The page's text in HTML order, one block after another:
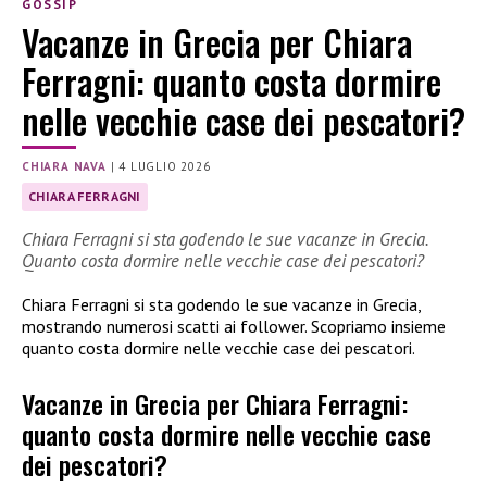
GOSSIP
Vacanze in Grecia per Chiara
Ferragni: quanto costa dormire
nelle vecchie case dei pescatori?
CHIARA NAVA |4 LUGLIO 2026
CHIARA FERRAGNI
Chiara Ferragni si sta godendo le sue vacanze in Grecia.
Quanto costa dormire nelle vecchie case dei pescatori?
Chiara Ferragni si sta godendo le sue vacanze in Grecia,
mostrando numerosi scatti ai follower. Scopriamo insieme
quanto costa dormire nelle vecchie case dei pescatori.
Vacanze in Grecia per Chiara Ferragni:
quanto costa dormire nelle vecchie case
dei pescatori?